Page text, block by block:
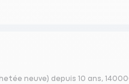
neuve) depuis 10 ans,